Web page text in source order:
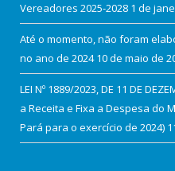
Vereadores 2025-2028 1 de
Até o momento, não foram
no ano de 2024 10 de maio de
LEI Nº 1889/2023, DE 11 DE
a Receita e Fixa a Despesa do
Pará para o exercício de 2024)